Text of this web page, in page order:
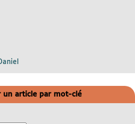
un article par mot-clé